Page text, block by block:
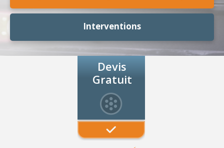
Interventions
Devis
Gratuit